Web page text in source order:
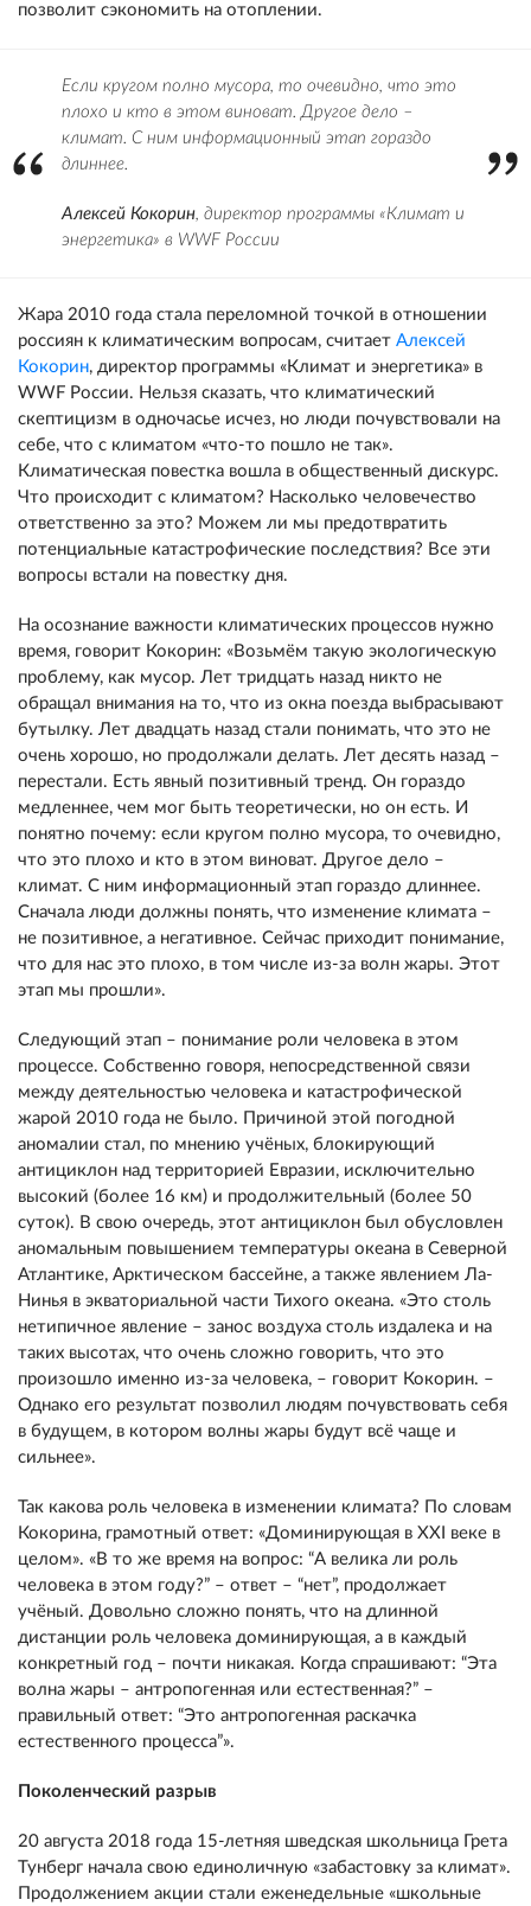
позволит сэкономить на отоплении.
Если кругом полно мусора, то очевидно, что это
плохо и кто в этом виноват. Другое дело –
климат. С ним информационный этап гораздо
длиннее.
Алексей Кокорин, директор программы «Климат и
энергетика» в WWF России
Жара 2010 года стала переломной точкой в отношении
россиян к климатическим вопросам, считает Алексей
Кокорин, директор программы «Климат и энергетика» в
WWF России. Нельзя сказать, что климатический
скептицизм в одночасье исчез, но люди почувствовали на
себе, что с климатом «что-то пошло не так».
Климатическая повестка вошла в общественный дискурс.
Что происходит с климатом? Насколько человечество
ответственно за это? Можем ли мы предотвратить
потенциальные катастрофические последствия? Все эти
вопросы встали на повестку дня.
На осознание важности климатических процессов нужно
время, говорит Кокорин: «Возьмём такую экологическую
проблему, как мусор. Лет тридцать назад никто не
обращал внимания на то, что из окна поезда выбрасывают
бутылку. Лет двадцать назад стали понимать, что это не
очень хорошо, но продолжали делать. Лет десять назад –
перестали. Есть явный позитивный тренд. Он гораздо
медленнее, чем мог быть теоретически, но он есть. И
понятно почему: если кругом полно мусора, то очевидно,
что это плохо и кто в этом виноват. Другое дело –
климат. С ним информационный этап гораздо длиннее.
Сначала люди должны понять, что изменение климата –
не позитивное, а негативное. Сейчас приходит понимание,
что для нас это плохо, в том числе из-за волн жары. Этот
этап мы прошли».
Следующий этап – понимание роли человека в этом
процессе. Собственно говоря, непосредственной связи
между деятельностью человека и катастрофической
жарой 2010 года не было. Причиной этой погодной
аномалии стал, по мнению учёных, блокирующий
антициклон над территорией Евразии, исключительно
высокий (более 16 км) и продолжительный (более 50
суток). В свою очередь, этот антициклон был обусловлен
аномальным повышением температуры океана в Северной
Атлантике, Арктическом бассейне, а также явлением Ла-
Нинья в экваториальной части Тихого океана. «Это столь
нетипичное явление – занос воздуха столь издалека и на
таких высотах, что очень сложно говорить, что это
произошло именно из-за человека, – говорит Кокорин. –
Однако его результат позволил людям почувствовать себя
в будущем, в котором волны жары будут всё чаще и
сильнее».
Так какова роль человека в изменении климата? По словам
Кокорина, грамотный ответ: «Доминирующая в ХХI веке в
целом». «В то же время на вопрос: “А велика ли роль
человека в этом году?” – ответ – “нет”, продолжает
учёный. Довольно сложно понять, что на длинной
дистанции роль человека доминирующая, а в каждый
конкретный год – почти никакая. Когда спрашивают: “Эта
волна жары – антропогенная или естественная?” –
правильный ответ: “Это антропогенная раскачка
естественного процесса”».
Поколенческий разрыв
20 августа 2018 года 15-летняя шведская школьница Грета
Тунберг начала свою единоличную «забастовку за климат».
Продолжением акции стали еженедельные «школьные